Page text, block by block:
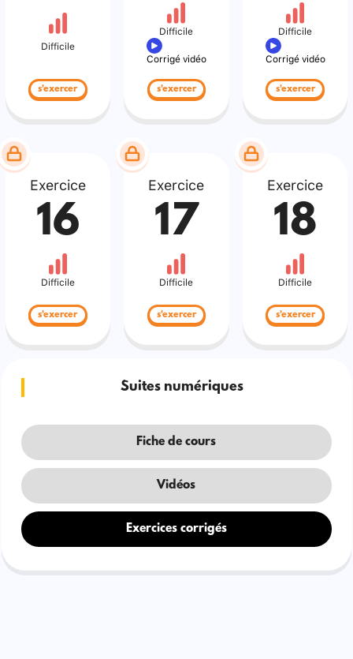
Difficile
s'exercer
Difficile
Corrigé vidéo
s'exercer
Difficile
Corrigé vidéo
s'exercer
Exercice
16
Difficile
s'exercer
Exercice
17
Difficile
s'exercer
Exercice
18
Difficile
s'exercer
Suites numériques
Fiche de cours
Vidéos
Exercices corrigés